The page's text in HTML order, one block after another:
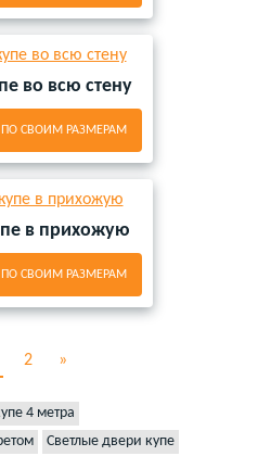
во всю стену
ПО СВОИМ РАЗМЕРАМ
в прихожую
ПО СВОИМ РАЗМЕРАМ
2 »
4 метра
Светлые двери купе